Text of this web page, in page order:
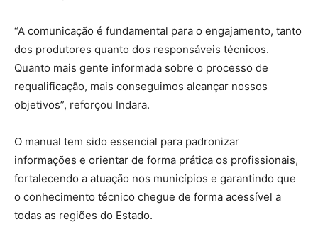
“A comunicação é fundamental para o engajamento, tanto
dos produtores quanto dos responsáveis técnicos.
Quanto mais gente informada sobre o processo de
requalificação, mais conseguimos alcançar nossos
objetivos”, reforçou Indara.
O manual tem sido essencial para padronizar
informações e orientar de forma prática os profissionais,
fortalecendo a atuação nos municípios e garantindo que
o conhecimento técnico chegue de forma acessível a
todas as regiões do Estado.